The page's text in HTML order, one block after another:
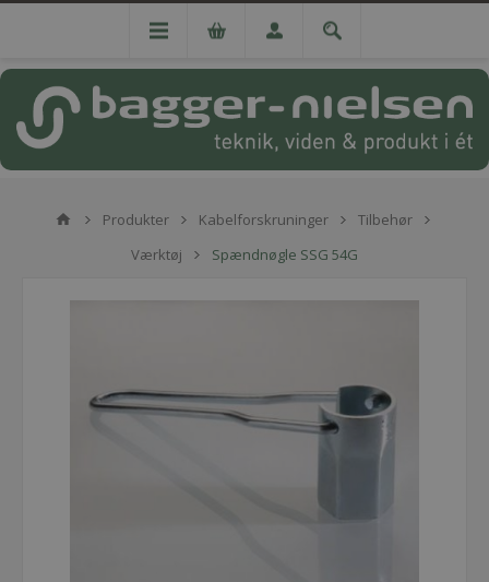
Produkter Kabelforskruninger
Tilbehør
Værktøj
Spændnøgle SSG 54G